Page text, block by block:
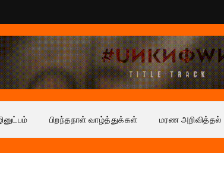
பிறந்தநாள் வாழ்த்துக்கள் மரண அறிவித்தல்